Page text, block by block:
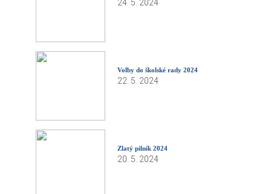
24. 5. 2024
Volby do školské rady 2024
22. 5. 2024
Zlatý pilník 2024
20. 5. 2024